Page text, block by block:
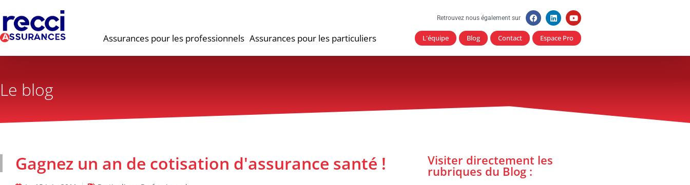
Assurances pour les professionnels Assurances pour les particuliers
Retrouvez nous également sur
L'équipe Blog Contact Espace Pro
Le blog
Gagnez un an de cotisation d'assurance santé ! Visiter directement les
rubriques du Blog :